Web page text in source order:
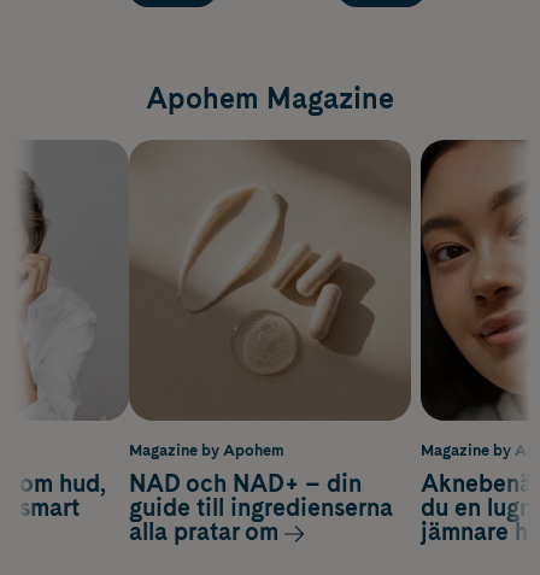
Apohem Magazine
Magazine by
du en
jämnare
om hud,
smart
Magazine by Apohem
NAD och NAD+ – din
guide till ingredienserna
alla pratar om